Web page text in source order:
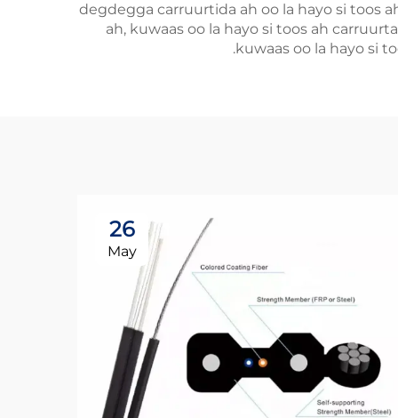
degdegga carruurtida ah oo la hayo si toos
ah, kuwaas oo la hayo si toos ah
kuwaas oo la hayo si
26
May